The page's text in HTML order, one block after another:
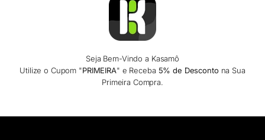
Seja Bem-Vindo a Kasamô
Utilize o Cupom "PRIMEIRA" e Receba 5% de Desconto na Sua
Primeira Compra.